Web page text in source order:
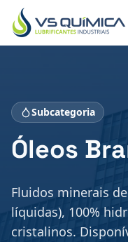
Ir para o conteúdo
Subcategoria
Óleos
Fluidos minerais
líquidas), 100%
cristalinos.